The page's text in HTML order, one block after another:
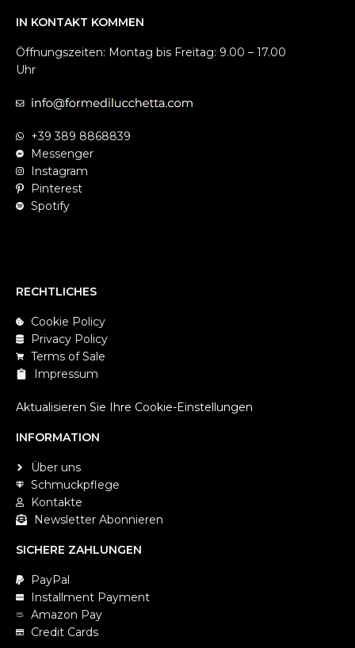
IN KONTAKT KOMMEN
Öffnungszeiten: Montag bis Freitag: 9.00 – 17.00
Uhr
+39 389 8868839
Messenger
Instagram
Pinterest
Spotify
RECHTLICHES
Cookie Policy
Privacy Policy
Terms of Sale
Impressum
Aktualisieren Sie Ihre Cookie-Einstellungen
INFORMATION
Über uns
Schmuckpflege
Kontakte
Newsletter Abonnieren
SICHERE ZAHLUNGEN
PayPal
Installment Payment
Amazon Pay
Credit Cards